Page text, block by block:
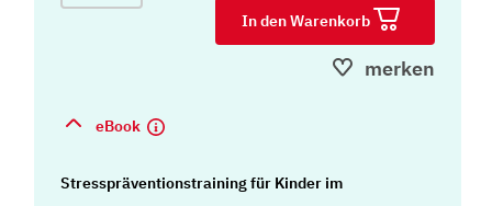
In den Warenkorb
merken
eBook
Stresspräventionstraining für Kinder im